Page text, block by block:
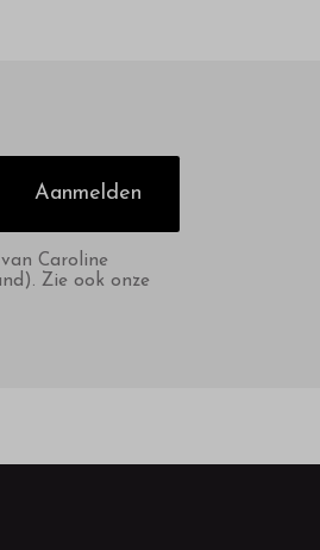
Aanmelden
Caroline
Zie ook onze